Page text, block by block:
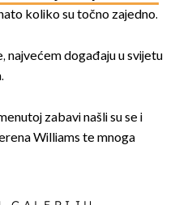
koliko su točno zajedno.
najvećem događaju u svijetu
zabavi našli su se i
Williams te mnoga